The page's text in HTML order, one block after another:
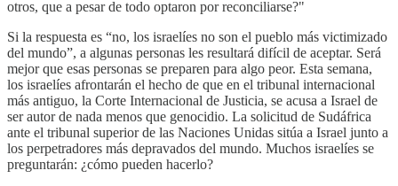
otros, que a pesar de todo optaron por reconciliarse?"
Si la respuesta es “no, los israelíes no son el pueblo más victimizado
del mundo”, a algunas personas les resultará difícil de aceptar. Será
mejor que esas personas se preparen para algo peor. Esta semana,
los israelíes afrontarán el hecho de que en el tribunal internacional
más antiguo, la Corte Internacional de Justicia, se acusa a Israel de
ser autor de nada menos que genocidio. La solicitud de Sudáfrica
ante el tribunal superior de las Naciones Unidas sitúa a Israel junto a
los perpetradores más depravados del mundo. Muchos israelíes se
preguntarán: ¿cómo pueden hacerlo?